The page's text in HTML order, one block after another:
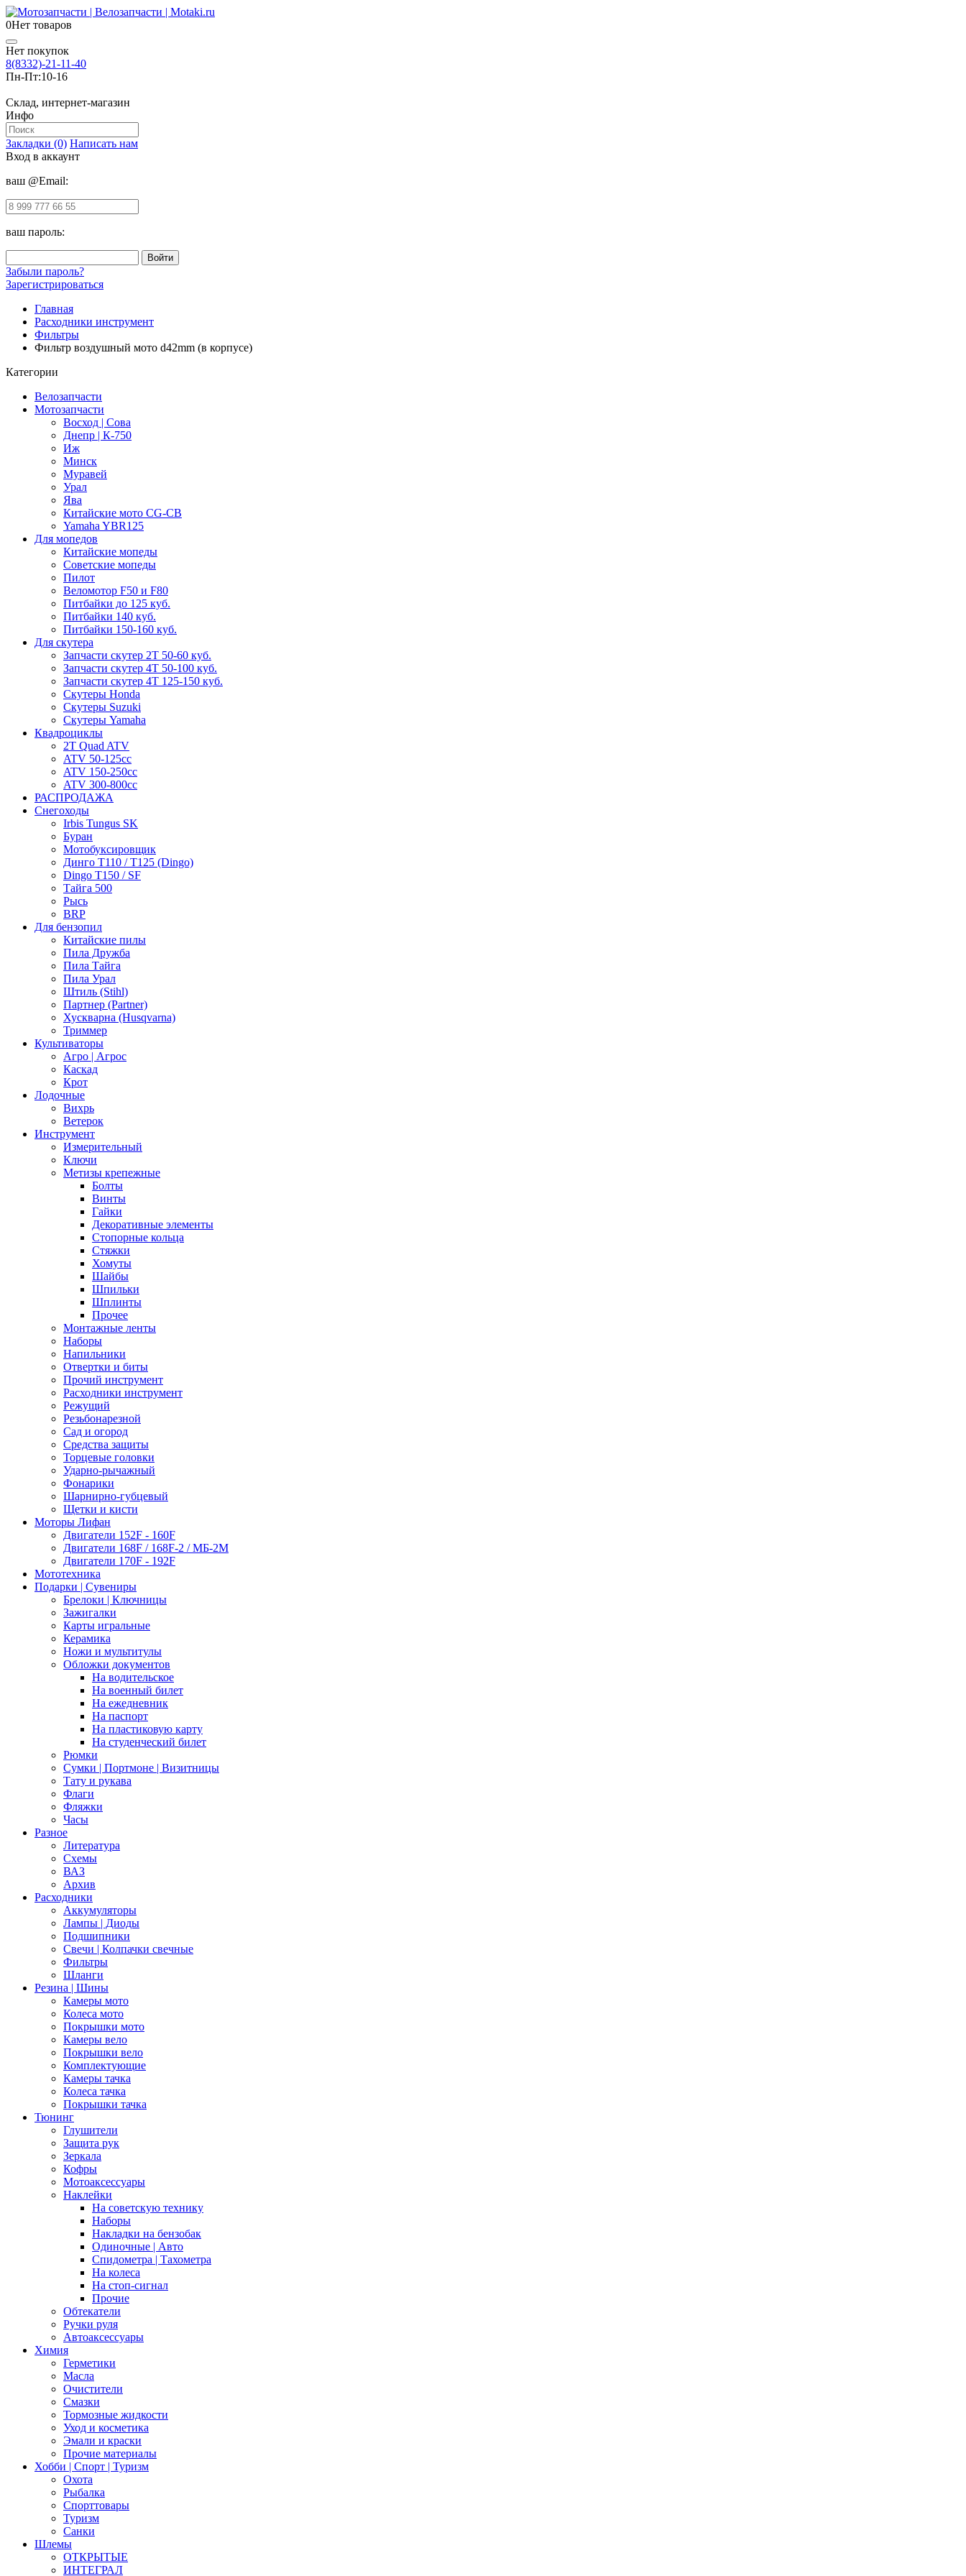
0Нет товаров
Нет покупок
8(8332)-21-11-40
Пн-Пт:10-16
Склад, интернет-магазин
Инфо
Закладки (0) Написать нам
Вход в аккаунт
ваш @Email:
ваш пароль:
Забыли пароль?
Зарегистрироваться
Главная
Расходники инструмент
Фильтры
Фильтр воздушный мото d42mm (в корпусе)
Категории
Велозапчасти
Мотозапчасти
Восход | Сова
Днепр | К-750
Иж
Минск
Муравей
Урал
Ява
Китайские мото CG-CB
Yamaha YBR125
Для мопедов
Китайские мопеды
Советские мопеды
Пилот
Веломотор F50 и F80
Питбайки до 125 куб.
Питбайки 140 куб.
Питбайки 150-160 куб.
Для скутера
Запчасти скутер 2Т 50-60 куб.
Запчасти скутер 4Т 50-100 куб.
Запчасти скутер 4Т 125-150 куб.
Скутеры Honda
Скутеры Suzuki
Скутеры Yamaha
Квадроциклы
2T Quad ATV
ATV 50-125cc
ATV 150-250cc
ATV 300-800cc
РАСПРОДАЖА
Снегоходы
Irbis Tungus SK
Буран
Мотобуксировщик
Динго T110 / T125 (Dingo)
Dingo T150 / SF
Тайга 500
Рысь
BRP
Для бензопил
Китайские пилы
Пила Дружба
Пила Тайга
Пила Урал
Штиль (Stihl)
Партнер (Partner)
Хускварна (Husqvarna)
Триммер
Культиваторы
Агро | Агрос
Каскад
Крот
Лодочные
Вихрь
Ветерок
Инструмент
Измерительный
Ключи
Метизы крепежные
Болты
Винты
Гайки
Декоративные элементы
Стопорные кольца
Стяжки
Хомуты
Шайбы
Шпильки
Шплинты
Прочее
Монтажные ленты
Наборы
Напильники
Отвертки и биты
Прочий инструмент
Расходники инструмент
Режущий
Резьбонарезной
Сад и огород
Средства защиты
Торцевые головки
Ударно-рычажный
Фонарики
Шарнирно-губцевый
Щетки и кисти
Моторы Лифан
Двигатели 152F - 160F
Двигатели 168F / 168F-2 / МБ-2М
Двигатели 170F - 192F
Мототехника
Подарки | Сувениры
Брелоки | Ключницы
Зажигалки
Карты игральные
Керамика
Ножи и мультитулы
Обложки документов
На водительское
На военный билет
На ежедневник
На паспорт
На пластиковую карту
На студенческий билет
Рюмки
Сумки | Портмоне | Визитницы
Тату и рукава
Флаги
Фляжки
Часы
Разное
Литература
Схемы
ВАЗ
Архив
Расходники
Аккумуляторы
Лампы | Диоды
Подшипники
Свечи | Колпачки свечные
Фильтры
Шланги
Резина | Шины
Камеры мото
Колеса мото
Покрышки мото
Камеры вело
Покрышки вело
Комплектующие
Камеры тачка
Колеса тачка
Покрышки тачка
Тюнинг
Глушители
Защита рук
Зеркала
Кофры
Мотоаксессуары
Наклейки
На советскую технику
Наборы
Накладки на бензобак
Одиночные | Авто
Спидометра | Тахометра
На колеса
На стоп-сигнал
Прочие
Обтекатели
Ручки руля
Автоаксессуары
Химия
Герметики
Масла
Очистители
Смазки
Тормозные жидкости
Уход и косметика
Эмали и краски
Прочие материалы
Хобби | Cпорт | Туризм
Охота
Рыбалка
Спорттовары
Туризм
Санки
Шлемы
ОТКРЫТЫЕ
ИНТЕГРАЛ